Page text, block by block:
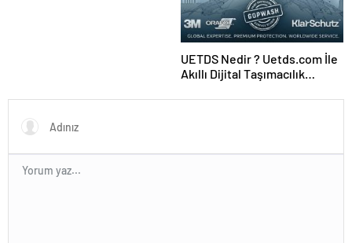
UETDS Nedir ? Uetds.com İle
Akıllı Dijital Taşımacılık